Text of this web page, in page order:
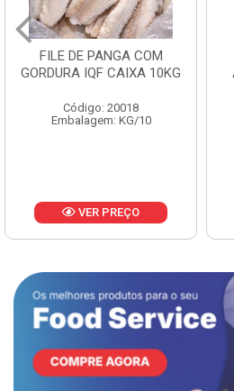
FILE DE PANGA SEMI
APARADO PACOTE 1KG
Código: 20019
Embalagem: KG/10
VER PREÇO